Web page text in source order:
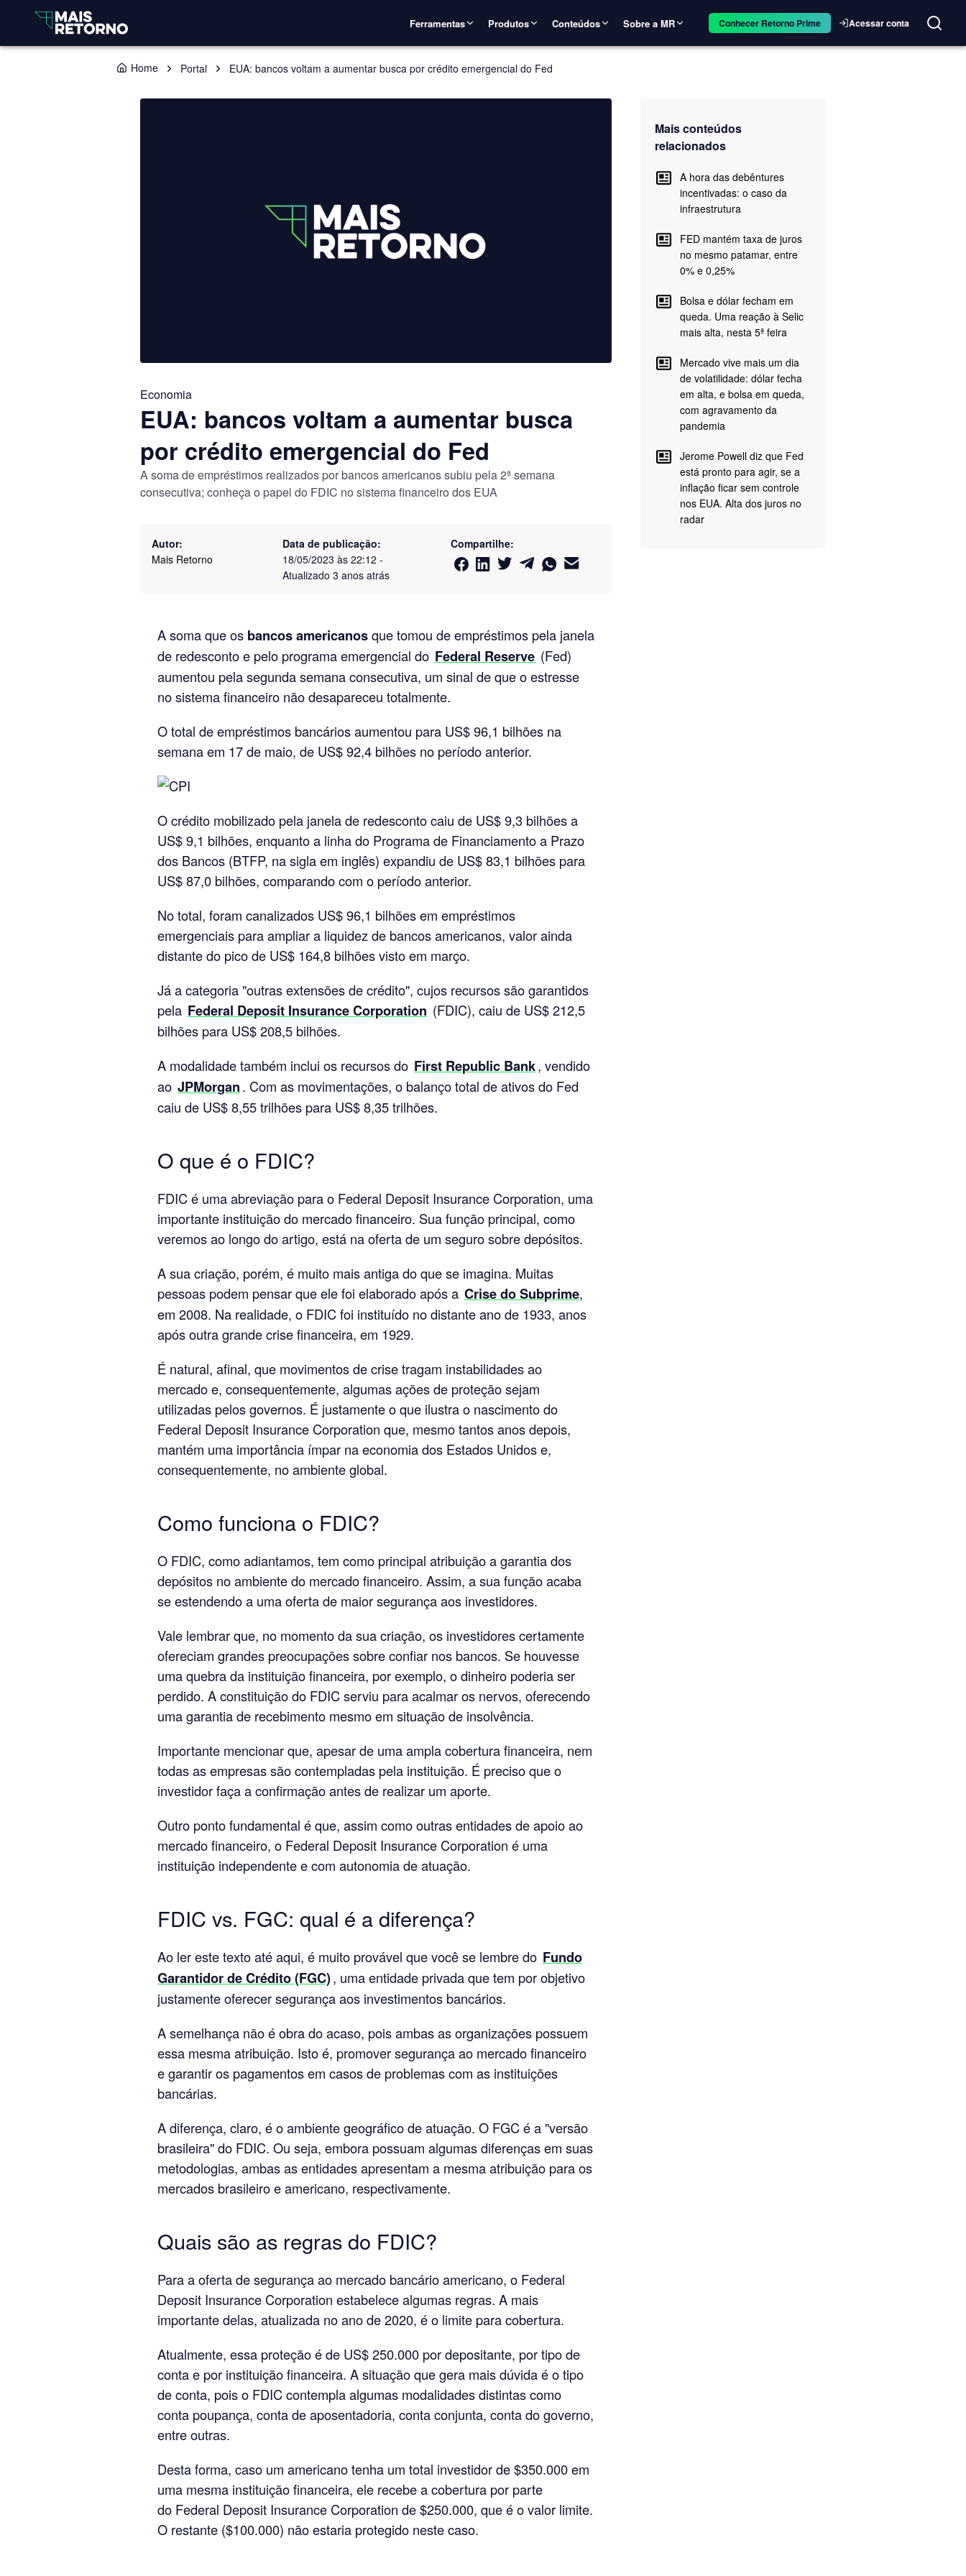
Ferramentas Produtos Conteúdos Sobre a MR Conhecer Retorno Prime Acessar conta
Home Portal EUA: bancos voltam a aumentar busca por crédito emergencial do Fed
Economia
EUA: bancos voltam a aumentar busca
por crédito emergencial do Fed
A soma de empréstimos realizados por bancos americanos subiu pela 2ª semana
consecutiva; conheça o papel do FDIC no sistema financeiro dos EUA
Autor:
Mais Retorno
Data de publicação:
18/05/2023 às 22:12 -
Atualizado 3 anos atrás
Compartilhe:
A soma que os bancos americanosque tomou de empréstimos pela janela
de redesconto e pelo programa emergencial do Federal Reserve (Fed)
aumentou pela segunda semana consecutiva, um sinal de que o estresse
no sistema financeiro não desapareceu totalmente.
O total de empréstimos bancários aumentou para US$ 96,1 bilhões na
semana em 17 de maio, de US$ 92,4 bilhões no período anterior.
O crédito mobilizado pela janela de redesconto caiu de US$ 9,3 bilhões a
US$ 9,1 bilhões, enquanto a linha do Programa de Financiamento a Prazo
dos Bancos (BTFP, na sigla em inglês) expandiu de US$ 83,1 bilhões para
US$ 87,0 bilhões, comparando com o período anterior.
No total, foram canalizados US$ 96,1 bilhões em empréstimos
emergenciais para ampliar a liquidez de bancos americanos, valor ainda
distante do pico de US$ 164,8 bilhões visto em março.
Já a categoria "outras extensões de crédito", cujos recursos são garantidos
pela Federal Deposit Insurance Corporation (FDIC), caiu de US$ 212,5
bilhões para US$ 208,5 bilhões.
A modalidade também inclui os recursos do First Republic Bank, vendido
ao JPMorgan. Com as movimentações, o balanço total de ativos do Fed
caiu de US$ 8,55 trilhões para US$ 8,35 trilhões.
O que é o FDIC?
FDIC é uma abreviação para o Federal Deposit Insurance Corporation, uma
importante instituição do mercado financeiro. Sua função principal, como
veremos ao longo do artigo, está na oferta de um seguro sobre depósitos.
A sua criação, porém, é muito mais antiga do que se imagina. Muitas
pessoas podem pensar que ele foi elaborado após a Crise do Subprime,
em 2008. Na realidade, o FDIC foi instituído no distante ano de 1933, anos
após outra grande crise financeira, em 1929.
É natural, afinal, que movimentos de crise tragam instabilidades ao
mercado e, consequentemente, algumas ações de proteção sejam
utilizadas pelos governos. É justamente o que ilustra o nascimento do
Federal Deposit Insurance Corporation que, mesmo tantos anos depois,
mantém uma importância ímpar na economia dos Estados Unidos e,
consequentemente, no ambiente global.
Como funciona o FDIC?
O FDIC, como adiantamos, tem como principal atribuição a garantia dos
depósitos no ambiente do mercado financeiro. Assim, a sua função acaba
se estendendo a uma oferta de maior segurança aos investidores.
Vale lembrar que, no momento da sua criação, os investidores certamente
ofereciam grandes preocupações sobre confiar nos bancos. Se houvesse
uma quebra da instituição financeira, por exemplo, o dinheiro poderia ser
perdido. A constituição do FDIC serviu para acalmar os nervos, oferecendo
uma garantia de recebimento mesmo em situação de insolvência.
Importante mencionar que, apesar de uma ampla cobertura financeira, nem
todas as empresas são contempladas pela instituição. É preciso que o
investidor faça a confirmação antes de realizar um aporte.
Outro ponto fundamental é que, assim como outras entidades de apoio ao
mercado financeiro, o Federal Deposit Insurance Corporation é uma
instituição independente e com autonomia de atuação.
FDIC vs. FGC: qual é a diferença?
Ao ler este texto até aqui, é muito provável que você se lembre do Fundo
Garantidor de Crédito (FGC), uma entidade privada que tem por objetivo
justamente oferecer segurança aos investimentos bancários.
A semelhança não é obra do acaso, pois ambas as organizações possuem
essa mesma atribuição. Isto é, promover segurança ao mercado financeiro
e garantir os pagamentos em casos de problemas com as instituições
bancárias.
A diferença, claro, é o ambiente geográfico de atuação. O FGC é a "versão
brasileira" do FDIC. Ou seja, embora possuam algumas diferenças em suas
metodologias, ambas as entidades apresentam a mesma atribuição para os
mercados brasileiro e americano, respectivamente.
Quais são as regras do FDIC?
Para a oferta de segurança ao mercado bancário americano, o Federal
Deposit Insurance Corporation estabelece algumas regras. A mais
importante delas, atualizada no ano de 2020, é o limite para cobertura.
Atualmente, essa proteção é de US$ 250.000 por depositante, por tipo de
conta e por instituição financeira. A situação que gera mais dúvida é o tipo
de conta, pois o FDIC contempla algumas modalidades distintas como
conta poupança, conta de aposentadoria, conta conjunta, conta do governo,
entre outras.
Desta forma, caso um americano tenha um total investidor de $350.000 em
uma mesma instituição financeira, ele recebe a cobertura por parte
do Federal Deposit Insurance Corporation de $250.000, que é o valor limite.
O restante ($100.000) não estaria protegido neste caso.
Mais conteúdos
relacionados
A hora das debêntures
incentivadas: o caso da
infraestrutura
FED mantém taxa de juros
no mesmo patamar, entre
0% e 0,25%
Bolsa e dólar fecham em
queda. Uma reação à Selic
mais alta, nesta 5ª feira
Mercado vive mais um dia
de volatilidade: dólar fecha
em alta, e bolsa em queda,
com agravamento da
pandemia
Jerome Powell diz que Fed
está pronto para agir, se a
inflação ficar sem controle
nos EUA. Alta dos juros no
radar